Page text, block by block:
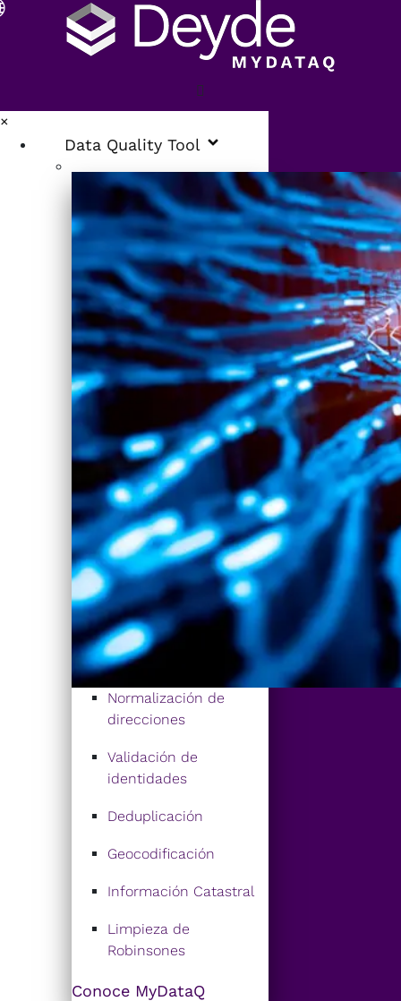
×
Data Quality Tool
Normalización de
direcciones
Validación de
identidades
Deduplicación
Geocodificación
Información Catastral
Limpieza de
Robinsones
Conoce MyDataQ